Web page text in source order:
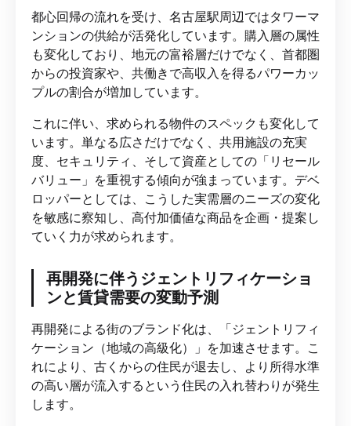
都心回帰の流れを受け、名古屋駅周辺ではタワーマ
ンションの供給が活発化しています。購入層の属性
も変化しており、地元の富裕層だけでなく、首都圏
からの投資家や、共働きで高収入を得るパワーカッ
プルの割合が増加しています。
これに伴い、求められる物件のスペックも変化して
います。単なる広さだけでなく、共用施設の充実
度、セキュリティ、そして資産としての「リセール
バリュー」を重視する傾向が強まっています。デベ
ロッパーとしては、こうした実需層のニーズの変化
を敏感に察知し、高付加価値な商品を企画・提案し
ていく力が求められます。
再開発に伴うジェントリフィケーショ
ンと賃貸需要の変動予測
再開発による街のブランド化は、「ジェントリフィ
ケーション（地域の高級化）」を加速させます。こ
れにより、古くからの住民が退去し、より所得水準
の高い層が流入するという住民の入れ替わりが発生
します。